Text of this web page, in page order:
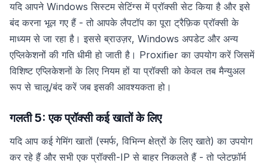
यदि आपने Windows सिस्टम सेटिंग्स में प्रॉक्सी सेट किया है और इसे
बंद करना भूल गए हैं - तो आपके लैपटॉप का पूरा ट्रैफ़िक प्रॉक्सी के
माध्यम से जा रहा है। इससे ब्राउज़र, Windows अपडेट और अन्य
एप्लिकेशनों की गति धीमी हो जाती है। Proxifier का उपयोग करें जिसमें
विशिष्ट एप्लिकेशनों के लिए नियम हों या प्रॉक्सी को केवल तब मैन्युअल
रूप से चालू/बंद करें जब इसकी आवश्यकता हो।
गलती 5: एक प्रॉक्सी कई खातों के लिए
यदि आप कई गेमिंग खातों (स्मर्फ, विभिन्न क्षेत्रों के लिए खाते) का उपयोग
कर रहे हैं और सभी एक प्रॉक्सी-IP से बाहर निकलते हैं - तो प्लेटफ़ॉर्म